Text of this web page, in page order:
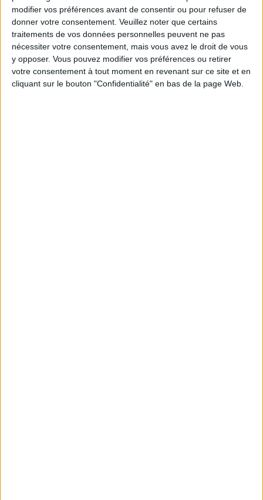
modifier vos préférences avant de consentir ou pour refuser de
donner votre consentement. Veuillez noter que certains
traitements de vos données personnelles peuvent ne pas
nécessiter votre consentement, mais vous avez le droit de vous
y opposer. Vous pouvez modifier vos préférences ou retirer
votre consentement à tout moment en revenant sur ce site et en
cliquant sur le bouton "Confidentialité" en bas de la page Web.
Voir tout
Les équipes du Service-client et de la
Communauté Savoir Maigrir vous aident
chaque semaine à vous rapprocher
sereinement de votre objectif minceur.